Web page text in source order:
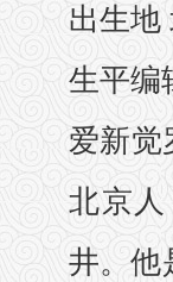
出生地
生平编
爱新觉
北京
井。他